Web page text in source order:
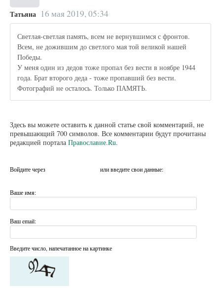
Татьяна 16 мая 2019, 05:34
Светлая-светлая память, всем не вернувшимся с фронтов.
Всем, не дожившим до светлого мая той великой нашей
Победы.
У меня один из дедов тоже пропал без вести в ноябре 1944
года. Брат второго деда - тоже пропавший без вести.
Фотографий не осталось. Только ПАМЯТЬ.
Здесь вы можете оставить к данной статье свой комментарий, не
превышающий 700 символов. Все комментарии будут прочитаны
редакцией портала Православие.Ru.
Войдите через или введите свои данные:
Ваше имя:
Ваш email:
Введите число, напечатанное на картинке